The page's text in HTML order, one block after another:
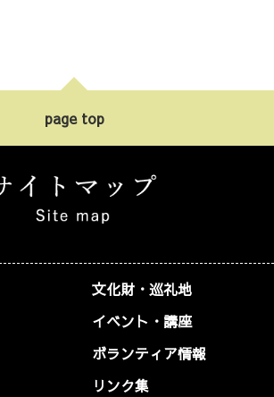
page top
文化財・巡礼地
イベント・講座
ボランティア情報
リンク集